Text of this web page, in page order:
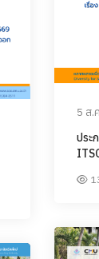
5 ส.
ประ